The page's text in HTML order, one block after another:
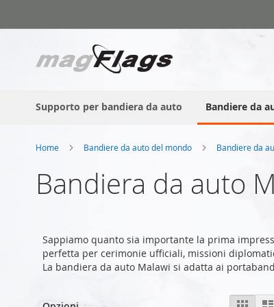
al
Supporto per bandiera da auto Bandiere da
Home Bandiere da auto del mondo Bandiere da
Bandiera da auto
Sappiamo quanto sia importante la prima
perfetta per cerimonie ufficiali, missioni
La bandiera da auto Malawi si adatta ai
Griglia